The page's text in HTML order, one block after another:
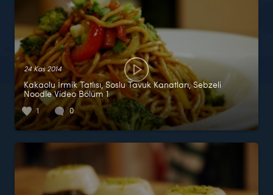
24 Kas 2014
Kakaolu İrmik Tatlısı, Soslu Tavuk Kanatları, Sebzeli
Noodle Video Bölüm 1
1 0